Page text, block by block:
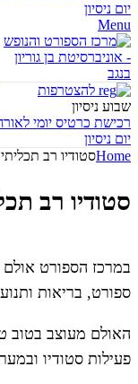
יום ניסיון
Menu
להצטרפות
שבוע ניסיון
רכישת כרטיס יומי
יום ניסיון
Homeסטודיו רב תכליתי
סטודיו רב
במרכז הספורט
ספורט, בריאות
האולם מעוצב בטוב
פעילות סטודיו